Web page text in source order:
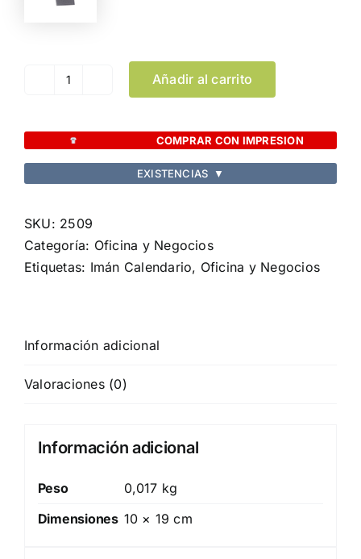
Imán
Larip
cantidad
Añadir al carrito
COMPRAR CON IMPRESION
EXISTENCIAS ▼
SKU: 2509
Categoría: Oficina y Negocios
Etiquetas: Imán Calendario, Oficina y Negocios
Información adicional
Valoraciones (0)
Información adicional
Peso
0,017 kg
Dimensiones 10 × 19 cm